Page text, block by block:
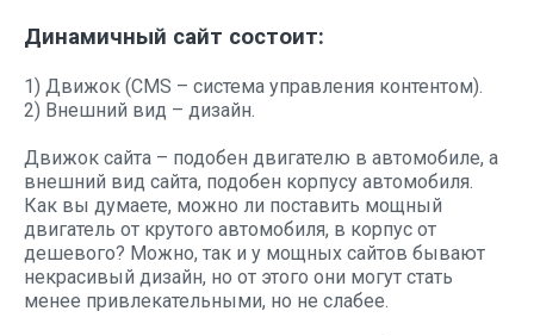
Динамичный сайт состоит:
1) Движок (CMS – система управления контентом).
2) Внешний вид – дизайн.
Движок сайта – подобен двигателю в автомобиле, а
внешний вид сайта, подобен корпусу автомобиля.
Как вы думаете, можно ли поставить мощный
двигатель от крутого автомобиля, в корпус от
дешевого? Можно, так и у мощных сайтов бывают
некрасивый дизайн, но от этого они могут стать
менее привлекательными, но не слабее.